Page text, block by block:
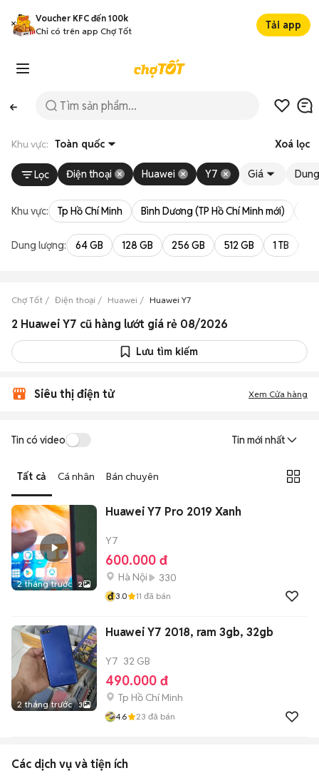
Voucher KFC đến 100k
Chỉ có trên app Chợ Tốt
Tải app
Khu vực: Toàn quốc Xoá lọc
Lọc Điện thoại Huawei Y7 Giá
Khu vực: Tp Hồ Chí Minh Bình Dương (TP Hồ Chí Minh mới)
Dung lượng: 64 GB 128 GB 256 GB 512 GB 1 TB
Chợ Tốt Điện thoại Huawei Huawei Y7
2 Huawei Y7 cũ hàng lướt giá rẻ 08/2026
Lưu tìm kiếm
Siêu thị điện tử Xem Cửa hàng
Tin có video Tin mới nhất
Tất cả Cá nhân Bán chuyên
2 tháng trước 2
Huawei Y7 Pro 2019 Xanh
Y7
600.000 đ
Hà Nội
330
đ3.0 11 đã bán
2 tháng trước 3
Huawei Y7 2018, ram 3gb, 32gb
Y7 32 GB
490.000 đ
Tp Hồ Chí Minh
4.6 23 đã bán
Các dịch vụ và tiện ích